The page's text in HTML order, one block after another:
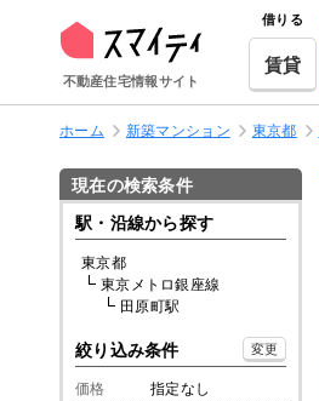
不動産住宅情報サイト
借りる
賃貸
ホーム 新築マンション 東京都
現在の検索条件
駅・沿線から探す
東京都
東京メトロ銀座線
田原町駅
絞り込み条件 変更
価格
指定なし